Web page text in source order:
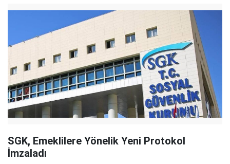
SGK, Emeklilere Yönelik Yeni Protokol
İmzaladı